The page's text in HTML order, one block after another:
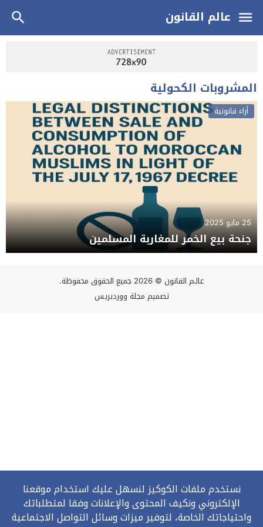
عالم القانون
المشروبات الكحولية
أراء قانونية
25 مايو 2025
جنحة بيع الخمر للمغاربة المسلمين
عالـم القانون © 2026 جميع الحقوق محفوظة.
تصميم مجلة ووردبريس
نستخدم ملفات الكوكيز لنسهل عليك استخدام موقعنا
الإلكتروني ونكيف المحتوى والإعلانات وفقا لمتطلباتك
واحتياجاتك الخاصة، لتوفير ميزات وسائل التواصل الاجتماعية